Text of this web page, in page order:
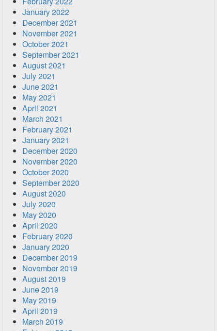
January 2022
December 2021
November 2021
October 2021
September 2021
August 2021
July 2021
June 2021
May 2021
April 2021
March 2021
February 2021
January 2021
December 2020
November 2020
October 2020
September 2020
August 2020
July 2020
May 2020
April 2020
February 2020
January 2020
December 2019
November 2019
August 2019
June 2019
May 2019
April 2019
March 2019